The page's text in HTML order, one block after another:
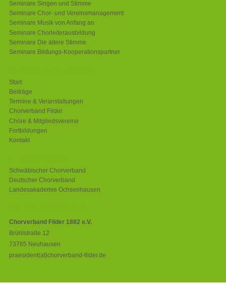
Seminare Singen und Stimme
Seminare Chor- und Vereinsmanagement
Seminare Musik von Anfang an
Seminare Chorleiterausbildung
Seminare Die ältere Stimme
Seminare Bildungs-Kooperationspartner
Start
Beiträge
Termine & Veranstaltungen
Chorverband Filder
Chöre & Mitgliedsvereine
Fortbildungen
Kontakt
Schwäbischer Chorverband
Deutscher Chorverband
Landesakademie Ochsenhausen
Chorverband Filder 1882 e.V.
Brühlstraße 12
73765 Neuhausen
praesident(at)chorverband-filder.de